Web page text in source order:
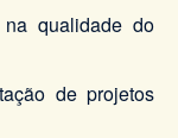
qualidade do
de projetos